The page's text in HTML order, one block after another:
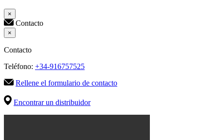
×
Contacto
×
Contacto
Teléfono: +34-916757525
Rellene el formulario de contacto
Encontrar un distribuidor